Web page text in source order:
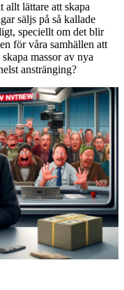
lättare att skapa
säljs på så kallade
speciellt om det blir
för våra samhällen att
massor av nya
anstränging?